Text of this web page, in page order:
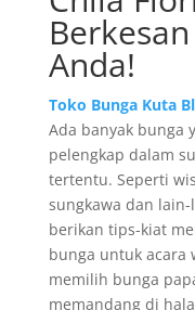
Anda!
Toko Bunga Kuta
Ada banyak bunga
pelengkap dalam
tertentu. Seperti
sungkawa dan
berikan tips-kiat
bunga untuk acara
memilih bunga
memandang di